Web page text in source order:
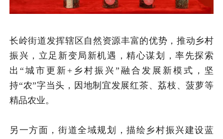
长岭街道发挥辖区自然资源丰富的优势，推动乡村
振兴，立足新变局新机遇，精心谋划，率先探索
出“城市更新+乡村振兴”融合发展新模式，坚
持“农”字当头，因地制宜发展红茶、荔枝、菠萝等
精品农业。
另一方面，街道全域规划，描绘乡村振兴建设蓝